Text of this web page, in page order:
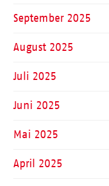
September 2025
August 2025
Juli 2025
Juni 2025
Mai 2025
April 2025